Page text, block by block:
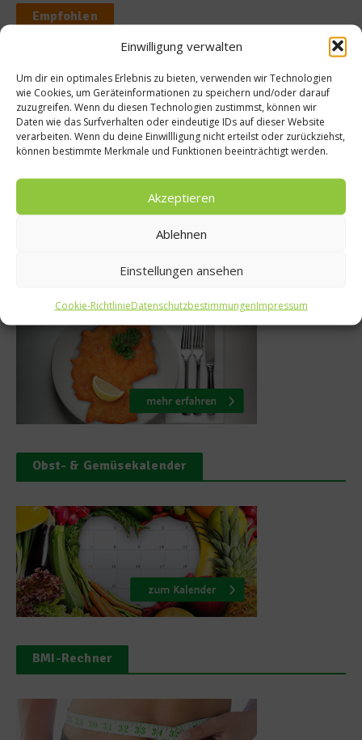
Einwilligung verwalten
Um dir ein optimales Erlebnis zu bieten, verwenden wir Technologien
wie Cookies, um Geräteinformationen zu speichern und/oder darauf
zuzugreifen. Wenn du diesen Technologien zustimmst, können wir
Daten wie das Surfverhalten oder eindeutige IDs auf dieser Website
verarbeiten. Wenn du deine Einwillligung nicht erteilst oder zurückziehst,
können bestimmte Merkmale und Funktionen beeinträchtigt werden.
Akzeptieren
Ablehnen
Einstellungen ansehen
Cookie-RichtlinieDatenschutzbestimmungenImpressum
Empfohlen
2020
Rezepte
Biergarten-
Bayerischer
13. Juli 2011
Was isst Deutschland
Obst- & Gemüsekalender
BMI-Rechner